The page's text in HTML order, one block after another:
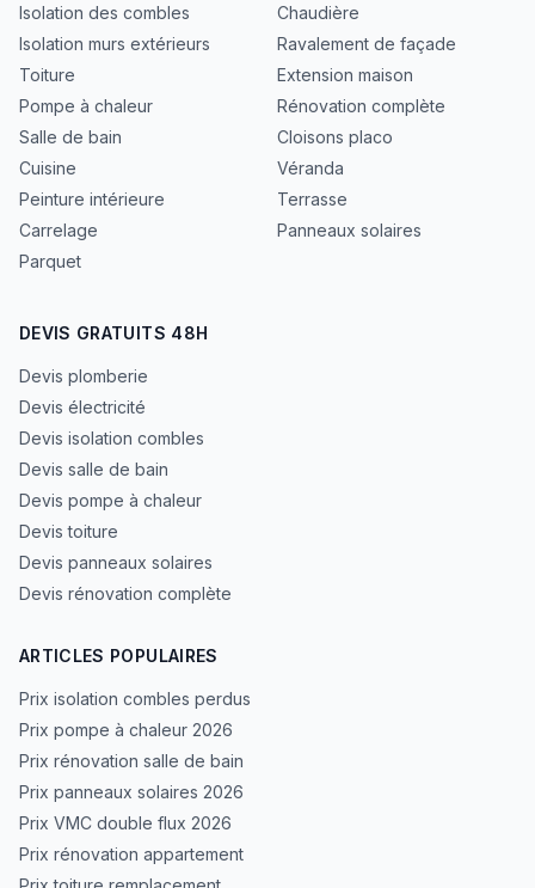
Isolation des combles
Isolation murs extérieurs
Toiture
Pompe à chaleur
Salle de bain
Cuisine
Peinture intérieure
Carrelage
Parquet
Chaudière
Ravalement de façade
Extension maison
Rénovation complète
Cloisons placo
Véranda
Terrasse
Panneaux solaires
DEVIS GRATUITS 48H
Devis plomberie
Devis électricité
Devis isolation combles
Devis salle de bain
Devis pompe à chaleur
Devis toiture
Devis panneaux solaires
Devis rénovation complète
ARTICLES POPULAIRES
Prix isolation combles perdus
Prix pompe à chaleur 2026
Prix rénovation salle de bain
Prix panneaux solaires 2026
Prix VMC double flux 2026
Prix rénovation appartement